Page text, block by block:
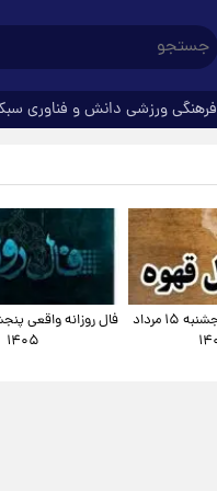
فرهنگیورزشی دانش و فناوری
فال قهوه روزانه پنجشنبه ۱۵ مرداد
۱۴۰۵